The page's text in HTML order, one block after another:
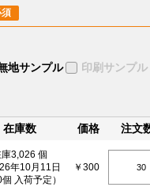
地サンプル 印刷サンプル
在庫数 価格 注文
3,026 個
年10月11日
入荷予定）
￥300